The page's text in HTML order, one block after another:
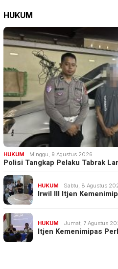
HUKUM
HUKUM Minggu, 9 Agustus 2026
Polisi Tangkap Pelaku Tabrak
HUKUM Sabtu, 8 Agustus
Irwil III Itjen
HUKUM Jumat, 7 Agustus
Itjen Kemenimipas